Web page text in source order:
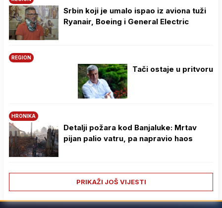
Srbin koji je umalo ispao iz aviona tuži
Ryanair, Boeing i General Electric
REGION
Tači ostaje u pritvoru
HRONIKA
Detalji požara kod Banjaluke: Mrtav
pijan palio vatru, pa napravio haos
PRIKAŽI JOŠ VIJESTI